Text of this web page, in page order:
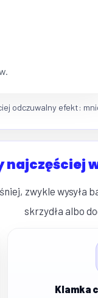
odczuwalny efekt:
najczęściej
zwykle wysyła
skrzydła albo
Klamka